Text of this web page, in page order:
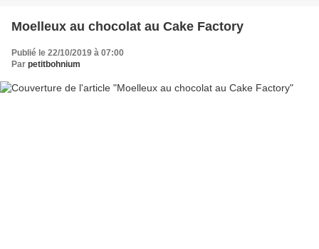
Moelleux au chocolat au Cake Factory
Publié le 22/10/2019 à 07:00
Par petitbohnium